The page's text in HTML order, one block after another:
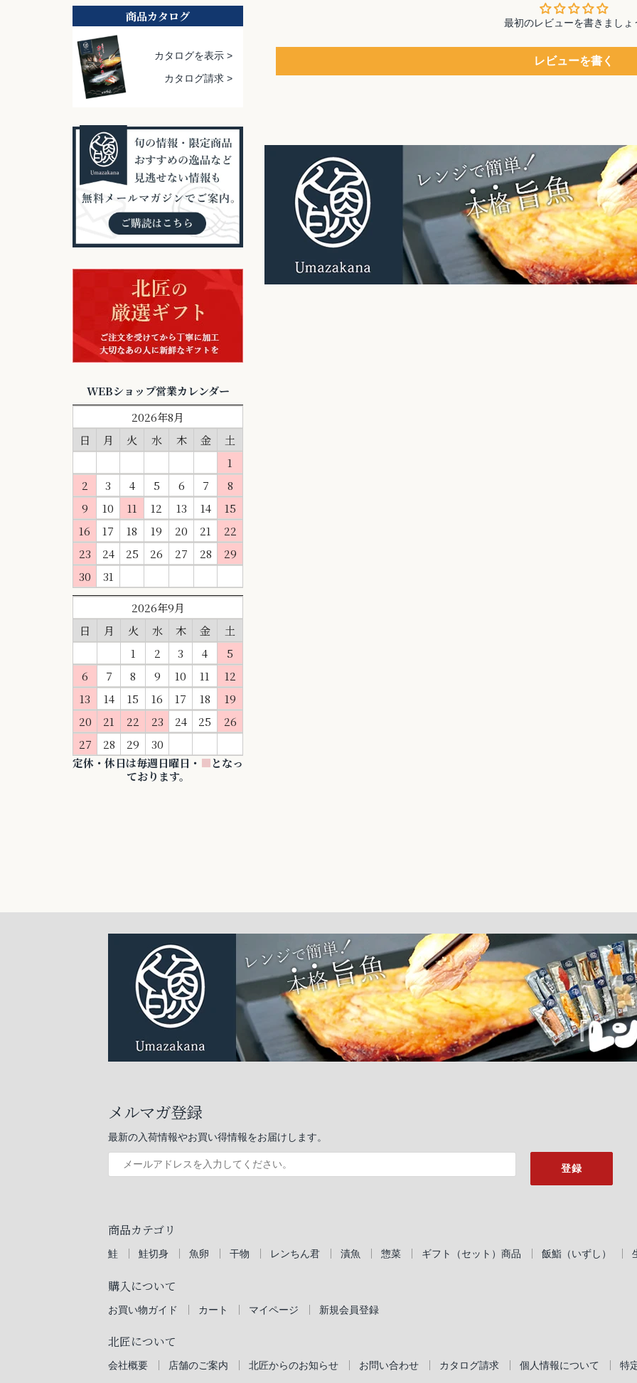
最初のレビューを書きましょ
レビューを書く
商品カタログ
カタログを表示 >
カタログ請求 >
WEBショップ営業カレンダー
2026年8月
日
月 火 水 木 金
土
1
2
3 4 5 6 7
8
9
10 11 12 13 14
15
16
17 18 19 20 21
22
23
24 25 26 27 28
29
30
31
2026年9月
日
月 火 水 木 金
土
1
2 3 4
5
6
7 8 9 10 11
12
13
14 15 16 17 18
19
20
21 22 23 24 25
26
27
28 29
30
定休・休日は毎週日曜日・ ■となっ
ております。
メルマガ登録
最新の入荷情報やお買い得情報をお届けします。
登録
商品カテゴリ
鮭 鮭切身 魚卵 干物 レンちん君 漬魚 惣菜 ギフト（セット）商品 飯鮨（いずし）
購入について
お買い物ガイド カート マイページ 新規会員登録
北匠について
会社概要 店舗のご案内 北匠からのお知らせ お問い合わせ カタログ請求 個人情報について 特